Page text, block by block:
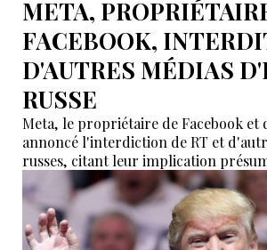
META,
FACEBOOK,
D'AUTRES MÉDIAS
RUSSE
Meta, le propriétaire de Facebook
annoncé l'interdiction de RT et
russes, citant leur implication
opérations d'ingérence à l'étranger.